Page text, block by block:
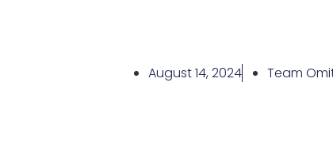
August 14, 2024 Team